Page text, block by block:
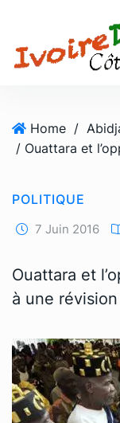
Home /
POLITIQUE
7 Juin 2016
Ouattara et
à une